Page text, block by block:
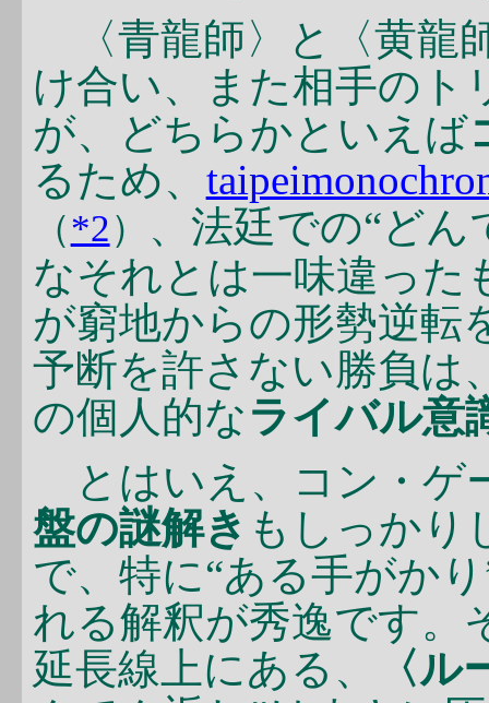
〈青龍師〉と〈黄龍
け合い、また相手のト
が、どちらかといえば
るため、
（*2）
、法廷での“ど
なそれとは一味違った
が窮地からの形勢逆転
予断を許さない勝負は
の個人的なライバル意
とはいえ、コン・ゲ
盤の謎解き もしっかり
で、特に“ある手がか
れる解釈が秀逸です。
延長線上にある、
〈